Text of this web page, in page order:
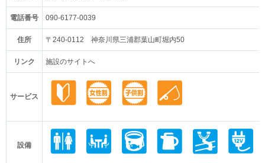
電話番号 090-6177-0039
住所 〒240-0112 神奈川県三浦郡葉山町堀内50
リンク 施設のサイトへ
サービス
設備